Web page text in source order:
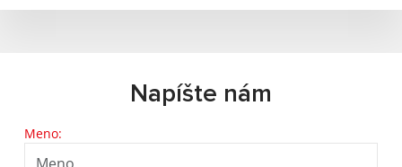
Napíšte nám
Meno: